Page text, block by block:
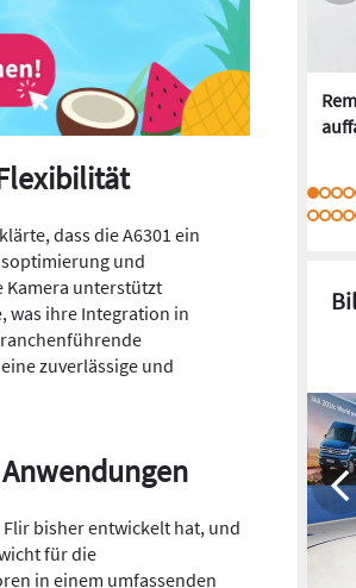
dass die A6301 ein
und
Kamera unterstützt
was ihre Integration in
zuverlässige und
bisher entwickelt hat, und
für die
in einem umfassenden